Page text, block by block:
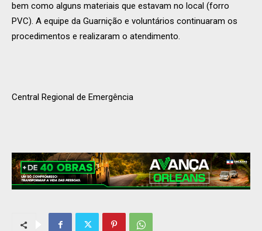
bem como alguns materiais que estavam no local (forro
PVC). A equipe da Guarnição e voluntários continuaram os
procedimentos e realizaram o atendimento.
Central Regional de Emergência